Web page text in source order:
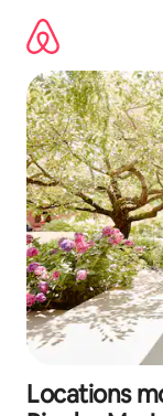
directement
contenu
Locations